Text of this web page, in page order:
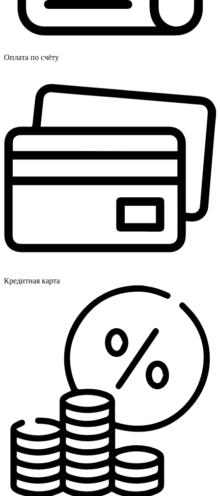
Оплата по счёту
Кредитная карта